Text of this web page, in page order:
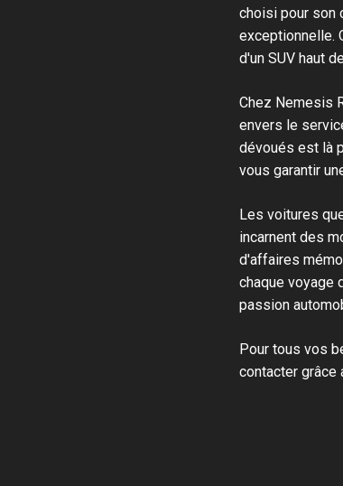
choisi pour son
exceptionnelle.
d'un SUV haut
Chez Nemesis
envers le
dévoués est là
vous garantir
Les voitures
incarnent des
d'affaires
chaque voyage
passion
Pour tous vos
contacter grâce